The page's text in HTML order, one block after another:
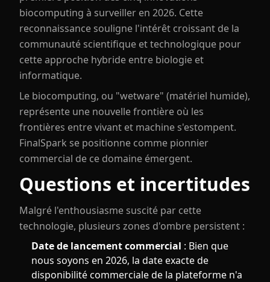
biocomputing à surveiller en 2026. Cette
reconnaissance souligne l'intérêt croissant de la
communauté scientifique et technologique pour
cette approche hybride entre biologie et
informatique.
Le biocomputing, ou "wetware" (matériel humide),
représente une nouvelle frontière où les
frontières entre vivant et machine s'estompent.
FinalSpark se positionne comme pionnier
commercial de ce domaine émergent.
Questions et incertitudes
Malgré l'enthousiasme suscité par cette
technologie, plusieurs zones d'ombre persistent :
Date de lancement commercial : Bien que
nous soyons en 2026, la date exacte de
disponibilité commerciale de la plateforme n'a